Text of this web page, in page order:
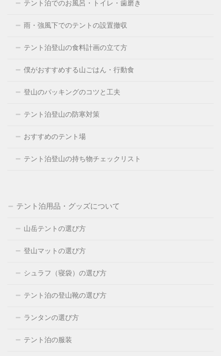
テント泊でのお風呂・トイレ・歯磨き
雨・強風下でのテントの設置撤収
テント泊登山の食料計画の立て方
僕がおすすめする山ごはん・行動食
登山のパッキングのコツと工夫
テント泊登山の防寒対策
おすすめのテント場
テント泊登山の持ち物チェックリスト
テント泊用品・グッズについて
山岳テントの選び方
登山マットの選び方
シュラフ（寝袋）の選び方
テント泊の登山靴の選び方
ランタンの選び方
テント泊の服装